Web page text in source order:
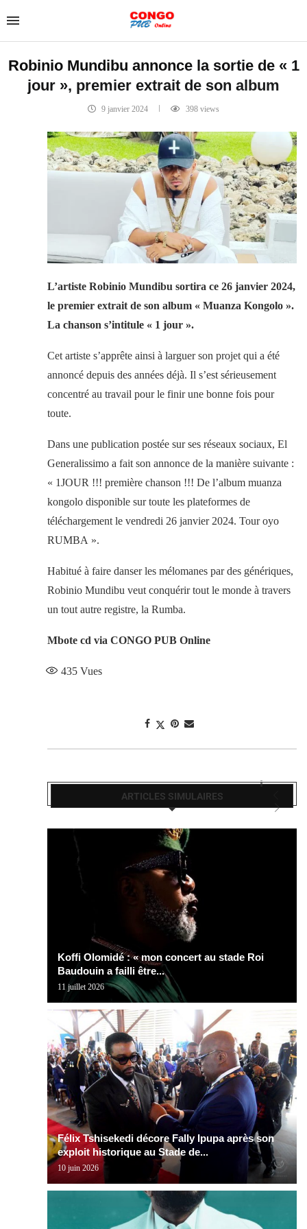
Robinio Mundibu annonce la sortie de « 1
jour », premier extrait de son album
9 janvier 2024 398 views
L’artiste Robinio Mundibu sortira ce 26 janvier 2024,
le premier extrait de son album « Muanza Kongolo ».
La chanson s’intitule « 1 jour ».
Cet artiste s’apprête ainsi à larguer son projet qui a été
annoncé depuis des années déjà. Il s’est sérieusement
concentré au travail pour le finir une bonne fois pour
toute.
Dans une publication postée sur ses réseaux sociaux, El
Generalissimo a fait son annonce de la manière suivante :
« 1JOUR !!! première chanson !!! De l’album muanza
kongolo disponible sur toute les plateformes de
téléchargement le vendredi 26 janvier 2024. Tour oyo
RUMBA ».
Habitué à faire danser les mélomanes par des génériques,
Robinio Mundibu veut conquérir tout le monde à travers
un tout autre registre, la Rumba.
Mbote cd via CONGO PUB Online
435 Vues
ARTICLES SIMULAIRES
Koffi Olomidé : « mon concert au stade Roi
Baudouin a failli être...
11 juillet 2026
Félix Tshisekedi décore Fally Ipupa après son
exploit historique au Stade de...
10 juin 2026